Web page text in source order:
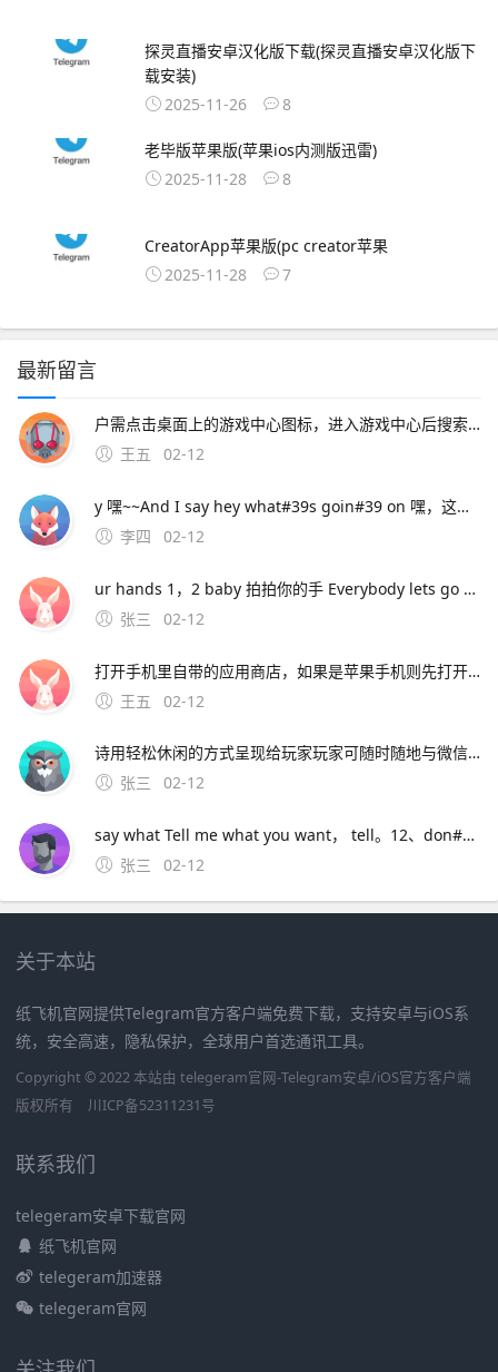
探灵直播安卓汉化版下载(探灵直播安卓汉化版下
载安装)
2025-11-26
8
老毕版苹果版(苹果ios内测版迅雷)
2025-11-28
8
CreatorApp苹果版(pc creator苹果
2025-11-28
7
最新留言
户需点击桌面上的游戏中心图标，进入游戏中心后搜索咸鱼之王，下载安装游戏后再进行登录手动安装游戏并登录如已安装MuMu模拟器但未预安装咸鱼之王，用户可点击模拟器内的“下载安卓版”按钮，下载咸鱼之王的apk文件下载完成后，将apk文件直接拖入
王五
02-12
y 嘿~~And I say hey what#39s goin#39 on 嘿，这是怎么了 And I say hey 嘿~~I said hey what#39s goin#39 on 嘿，这是怎么了 And I t
李四
02-12
ur hands 1，2 baby 拍拍你的手 Everybody lets go ha ha ha ha 让每个人都去哈哈哈哈 I want yall ladies clap again 我想女士们再次拍手 Let m
张三
02-12
打开手机里自带的应用商店，如果是苹果手机则先打开APP STORE2在应用商店或者APP STORE里的搜索框搜索“支付宝”，3在搜索结果中选择 支付宝 下载并安装4安装完成后即可在手机桌面打开运行支付宝包括安卓版和苹果版，需要对应手机系统进行下载安卓版。应用宝是腾讯推出的应用商店，主要面
王五
02-12
诗用轻松休闲的方式呈现给玩家玩家可随时随地与微信好友好友互动，分享你的丰功伟绩，与好友一起戎马七国，征战天下 七雄争霸手机版特色系统联盟系统 在七雄。3、手机下载个apk编辑器，用编辑器找到安装包，长按安装包出来菜单后， 点制作共存就行了，会生成另一个安装包，安装就行了。4、喜欢玩国战手游的
张三
02-12
say what Tell me what you want， tell。12、don#39t you let me go Say what 不要让我走 don#39t you let me down One more time now 你不要让我失望 1，2 baby clap ur
张三
02-12
关于本站
纸飞机官网提供Telegram官方客户端免费下载，支持安卓与iOS系
统，安全高速，隐私保护，全球用户首选通讯工具。
Copyright © 2022 本站由 telegeram官网-Telegram安卓/iOS官方客户端
版权所有
川ICP备52311231号
联系我们
telegeram安卓下载官网
纸飞机官网
telegeram加速器
telegeram官网